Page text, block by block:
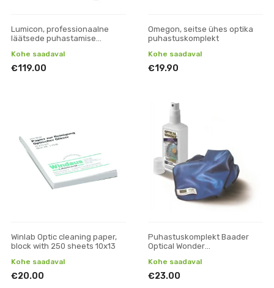
Lumicon, professionaalne
läätsede puhastamise
Kohe saadaval
€119.00
Omegon, seitse ühes optika
puhastuskomplekt
Kohe saadaval
€19.90
Winlab Optic cleaning paper,
block with 250 sheets 10x13
Kohe saadaval
€20.00
Puhastuskomplekt Baader
Optical Wonder
Kohe saadaval
€23.00